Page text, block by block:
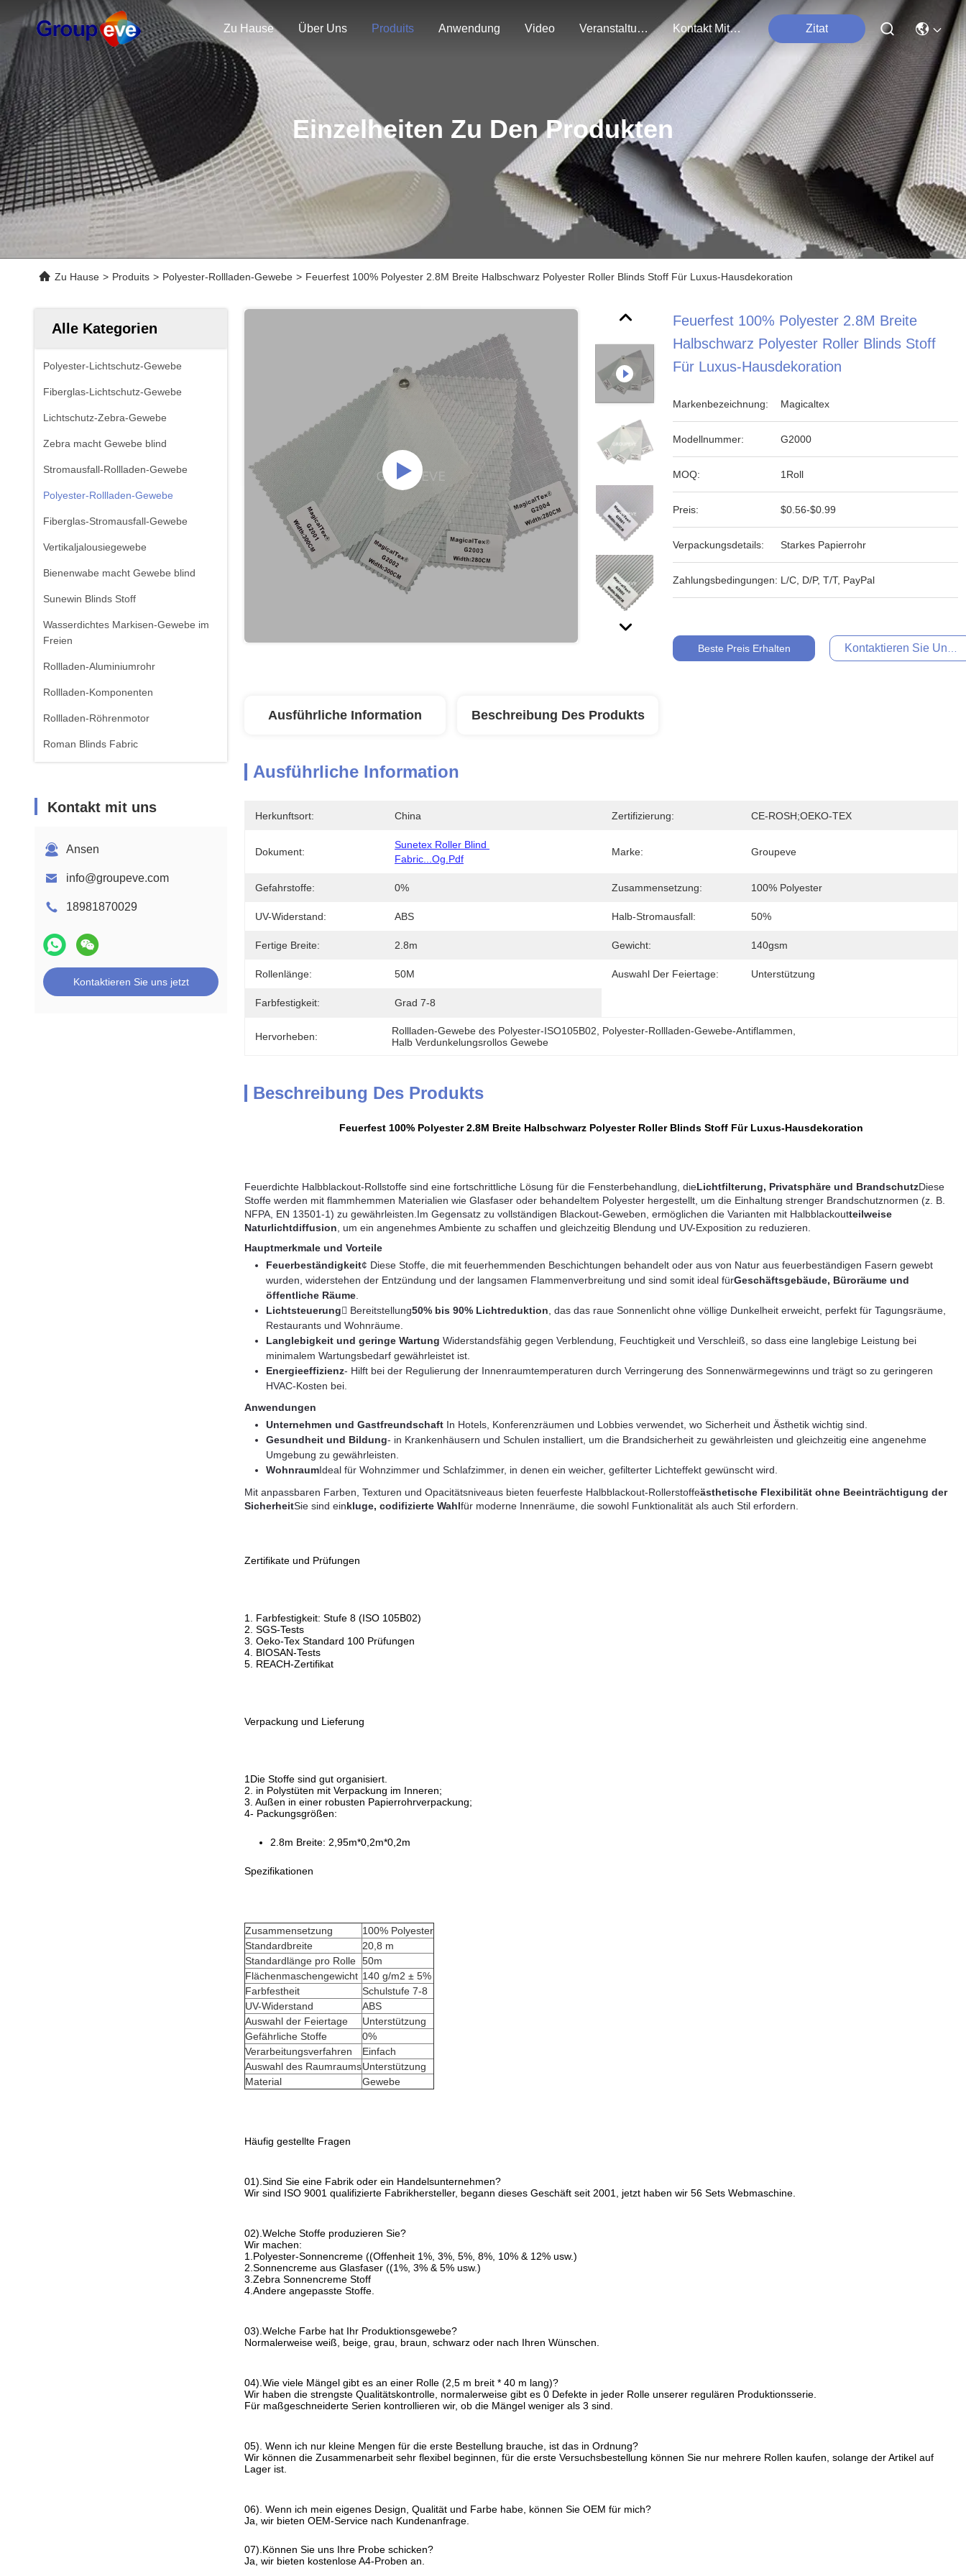
Zu Hause Über Uns Produits Anwendung Video Veranstaltungen Kontakt Mit Uns Zitat
Einzelheiten Zu Den Produkten
Zu Hause > Produits > Polyester-Rollladen-Gewebe > Feuerfest 100% Polyester 2.8M Breite Halbschwarz Polyester Roller Blinds Stoff Für Luxus-Hausdekoration
Alle Kategorien
Polyester-Lichtschutz-Gewebe
Fiberglas-Lichtschutz-Gewebe
Lichtschutz-Zebra-Gewebe
Zebra macht Gewebe blind
Stromausfall-Rollladen-Gewebe
Polyester-Rollladen-Gewebe
Fiberglas-Stromausfall-Gewebe
Vertikaljalousiegewebe
Bienenwabe macht Gewebe blind
Sunewin Blinds Stoff
Wasserdichtes Markisen-Gewebe im
Freien
Rollladen-Aluminiumrohr
Rollladen-Komponenten
Rollladen-Röhrenmotor
Roman Blinds Fabric
Kontakt mit uns
Ansen
info@groupeve.com
18981870029
Kontaktieren Sie uns jetzt
Feuerfest 100% Polyester 2.8M Breite
Halbschwarz Polyester Roller Blinds Stoff
Für Luxus-Hausdekoration
Markenbezeichnung: Magicaltex
Modellnummer: G2000
MOQ: 1Roll
Preis: $0.56-$0.99
Verpackungsdetails: Starkes Papierrohr
Zahlungsbedingungen: L/C, D/P, T/T, PayPal
Beste Preis Erhalten Kontaktieren Sie Uns
Ausführliche Information Beschreibung Des Produkts
Ausführliche Information
Herkunftsort: China Zertifizierung: CE-ROSH;OEKO-TEX
Dokument:
Sunetex Roller Blind
Fabric...og.pdf
Marke: Groupeve
Gefahrstoffe: 0% Zusammensetzung: 100% Polyester
UV-Widerstand: ABS Halb-Stromausfall: 50%
Fertige Breite: 2.8m Gewicht: 140gsm
Rollenlänge: 50M Auswahl Der Feiertage: Unterstützung
Farbfestigkeit: Grad 7-8
Hervorheben: Rollladen-Gewebe des Polyester-ISO105B02 Polyester-Rollladen-Gewebe-Antiflammen
Halb Verdunkelungsrollos Gewebe
Beschreibung Des Produkts
Feuerfest 100% Polyester 2.8M Breite Halbschwarz Polyester Roller Blinds Stoff Für Luxus-Hausdekoration
Feuerdichte Halbblackout-Rollstoffe sind eine fortschrittliche Lösung für die Fensterbehandlung, dieLichtfilterung, Privatsphäre und BrandschutzDiese
Stoffe werden mit flammhemmen Materialien wie Glasfaser oder behandeltem Polyester hergestellt, um die Einhaltung strenger Brandschutznormen (z. B.
NFPA, EN 13501-1) zu gewährleisten.Im Gegensatz zu vollständigen Blackout-Geweben, ermöglichen die Varianten mit Halbblackoutteilweise
Naturlichtdiffusion , um ein angenehmes Ambiente zu schaffen und gleichzeitig Blendung und UV-Exposition zu reduzieren.
Hauptmerkmale und Vorteile
Feuerbeständigkeit¢ Diese Stoffe, die mit feuerhemmenden Beschichtungen behandelt oder aus von Natur aus feuerbeständigen Fasern gewebt
wurden, widerstehen der Entzündung und der langsamen Flammenverbreitung und sind somit ideal fürGeschäftsgebäude, Büroräume und
öffentliche Räume
Lichtsteuerung Bereitstellung50% bis 90% Lichtreduktion , das das raue Sonnenlicht ohne völlige Dunkelheit erweicht, perfekt für Tagungsräume,
Restaurants und Wohnräume.
Langlebigkeit und geringe Wartung ️ Widerstandsfähig gegen Verblendung, Feuchtigkeit und Verschleiß, so dass eine langlebige Leistung bei
minimalem Wartungsbedarf gewährleistet ist.
Energieeffizienz- Hilft bei der Regulierung der Innenraumtemperaturen durch Verringerung des Sonnenwärmegewinns und trägt so zu geringeren
HVAC-Kosten bei.
Anwendungen
Unternehmen und Gastfreundschaft ️ In Hotels, Konferenzräumen und Lobbies verwendet, wo Sicherheit und Ästhetik wichtig sind.
Gesundheit und Bildung- in Krankenhäusern und Schulen installiert, um die Brandsicherheit zu gewährleisten und gleichzeitig eine angenehme
Umgebung zu gewährleisten.
WohnraumIdeal für Wohnzimmer und Schlafzimmer, in denen ein weicher, gefilterter Lichteffekt gewünscht wird.
Mit anpassbaren Farben, Texturen und Opacitätsniveaus bieten feuerfeste Halbblackout-Rollerstoffeästhetische Flexibilität ohne Beeinträchtigung der
SicherheitSie sind einkluge, codifizierte Wahlfür moderne Innenräume, die sowohl Funktionalität als auch Stil erfordern.
Zertifikate und Prüfungen
1. Farbfestigkeit: Stufe 8 (ISO 105B02)
2. SGS-Tests
3. Oeko-Tex Standard 100 Prüfungen
4. BIOSAN-Tests
5. REACH-Zertifikat
Verpackung und Lieferung
1Die Stoffe sind gut organisiert.
2. in Polystüten mit Verpackung im Inneren;
3. Außen in einer robusten Papierrohrverpackung;
4- Packungsgrößen:
2.8m Breite: 2,95m*0,2m*0,2m
Spezifikationen
Zusammensetzung
100% Polyester
Standardbreite
20,8 m
Standardlänge pro Rolle 50m
Flächenmaschengewicht 140 g/m2 ± 5%
Farbfestheit
Schulstufe 7-8
UV-Widerstand
ABS
Auswahl der Feiertage
Unterstützung
Gefährliche Stoffe
0%
Verarbeitungsverfahren
Einfach
Auswahl des RaumraumsUnterstützung
Material
Gewebe
Häufig gestellte Fragen
01).Sind Sie eine Fabrik oder ein Handelsunternehmen?
Wir sind ISO 9001 qualifizierte Fabrikhersteller, begann dieses Geschäft seit 2001, jetzt haben wir 56 Sets Webmaschine.
02).Welche Stoffe produzieren Sie?
Wir machen:
1.Polyester-Sonnencreme ((Offenheit 1%, 3%, 5%, 8%, 10% & 12% usw.)
2.Sonnencreme aus Glasfaser ((1%, 3% & 5% usw.)
3.Zebra Sonnencreme Stoff
4.Andere angepasste Stoffe.
03).Welche Farbe hat Ihr Produktionsgewebe?
Normalerweise weiß, beige, grau, braun, schwarz oder nach Ihren Wünschen.
04).Wie viele Mängel gibt es an einer Rolle (2,5 m breit * 40 m lang)?
Wir haben die strengste Qualitätskontrolle, normalerweise gibt es 0 Defekte in jeder Rolle unserer regulären Produktionsserie.
Für maßgeschneiderte Serien kontrollieren wir, ob die Mängel weniger als 3 sind.
05). Wenn ich nur kleine Mengen für die erste Bestellung brauche, ist das in Ordnung?
Wir können die Zusammenarbeit sehr flexibel beginnen, für die erste Versuchsbestellung können Sie nur mehrere Rollen kaufen, solange der Artikel auf
Lager ist.
06). Wenn ich mein eigenes Design, Qualität und Farbe habe, können Sie OEM für mich?
Ja, wir bieten OEM-Service nach Kundenanfrage.
07).Können Sie uns Ihre Probe schicken?
Ja, wir bieten kostenlose A4-Proben an.